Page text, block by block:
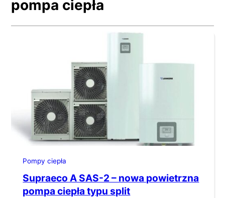
pompa ciepła
Pompy ciepła
Supraeco A SAS-2 – nowa powietrzna
pompa ciepła typu split